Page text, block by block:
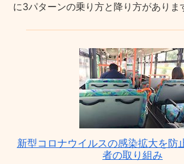
に3パターンの乗り方と降り方がありま
新型コロナウイルスの感染拡大を防
者の取り組み